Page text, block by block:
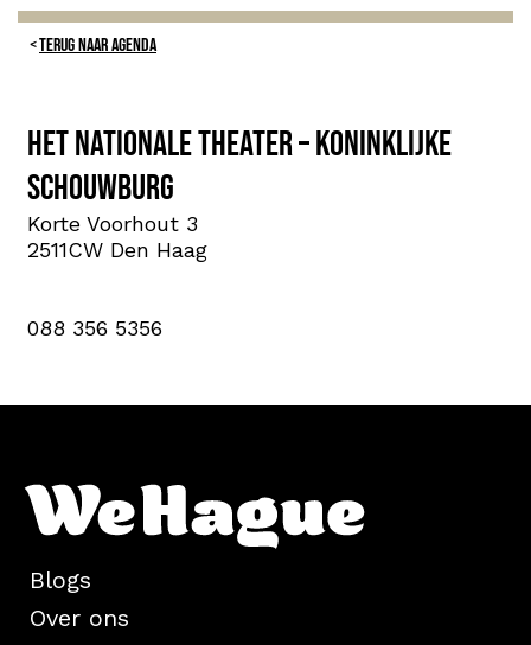
TERUG NAAR AGENDA
Het Nationale Theater – Koninklijke
Schouwburg
Korte Voorhout 3
2511CW Den Haag
088 356 5356
Blogs
Over ons